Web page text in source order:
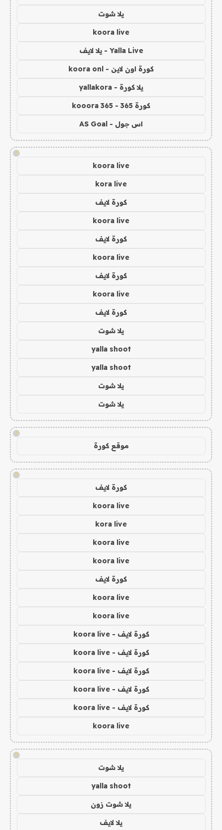
يلا شوت
koora live
Yalla Live - يلا لايف
كورة اون لاين - koora onl
يلا كورة - yallakora
كورة 365 - kooora 365
اس جول - AS Goal
!
koora live
kora live
كورة لايف
koora live
كورة لايف
koora live
كورة لايف
koora live
كورة لايف
يلا شوت
yalla shoot
yalla shoot
يلا شوت
يلا شوت
!
موقع كورة
!
كورة لايف
koora live
kora live
koora live
koora live
كورة لايف
koora live
koora live
كورة لايف - koora live
كورة لايف - koora live
كورة لايف - koora live
كورة لايف - koora live
كورة لايف - koora live
koora live
!
يلا شوت
yalla shoot
يلا شوت زون
يلا لايف